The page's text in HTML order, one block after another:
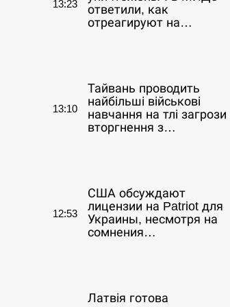
13:23
ответили, как
отреагируют на…
13:10
Тайвань проводить
найбільші військові
навчання на тлі загрози
вторгнення з…
12:53
США обсуждают
лицензии на Patriot для
Украины, несмотря на
сомнения…
Латвія готова